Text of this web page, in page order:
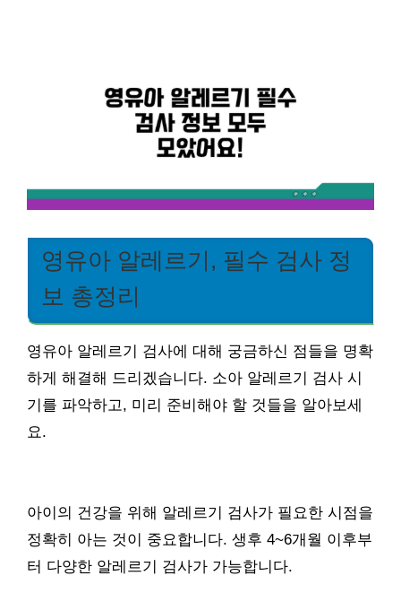
영유아 알레르기, 필수 검사 정
보 총정리
영유아 알레르기 검사에 대해 궁금하신 점들을 명확
하게 해결해 드리겠습니다. 소아 알레르기 검사 시
기를 파악하고, 미리 준비해야 할 것들을 알아보세
요.
아이의 건강을 위해 알레르기 검사가 필요한 시점을
정확히 아는 것이 중요합니다. 생후 4~6개월 이후부
터 다양한 알레르기 검사가 가능합니다.